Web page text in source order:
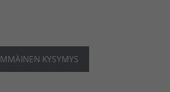
KYSYMYS